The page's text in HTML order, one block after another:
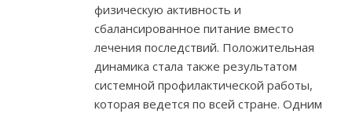
физическую активность и
сбалансированное питание вместо
лечения последствий. Положительная
динамика стала также результатом
системной профилактической работы,
которая ведется по всей стране. Одним